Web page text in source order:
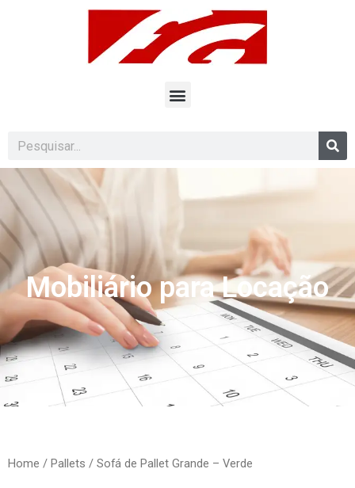
Mobiliário para Locação
Home / Pallets / Sofá de Pallet Grande – Verde